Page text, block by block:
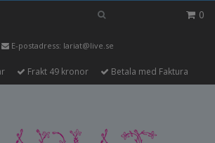
0
E-postadress: lariat@live.se
Frakt 49 kronor Betala med Faktura